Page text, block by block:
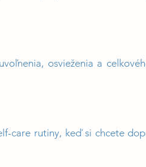
osvieženia a
care rutiny, keď si chcete